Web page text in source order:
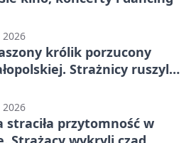
królik porzucony
Strażnicy ruszyli
straciła przytomność w